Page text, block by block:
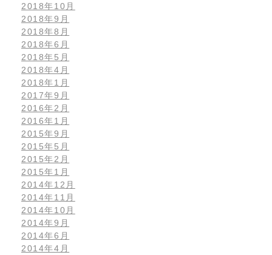
2018年10月
2018年9月
2018年8月
2018年6月
2018年5月
2018年4月
2018年1月
2017年9月
2016年2月
2016年1月
2015年9月
2015年5月
2015年2月
2015年1月
2014年12月
2014年11月
2014年10月
2014年9月
2014年6月
2014年4月